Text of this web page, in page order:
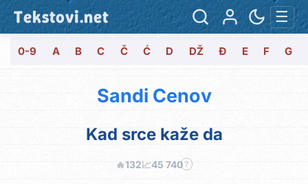
Tekstovi.net ☰
0-9 A B C Č Ć D DŽ Đ E F G
Sandi Cenov
Kad srce kaže da
🔥132📈45 740 ?